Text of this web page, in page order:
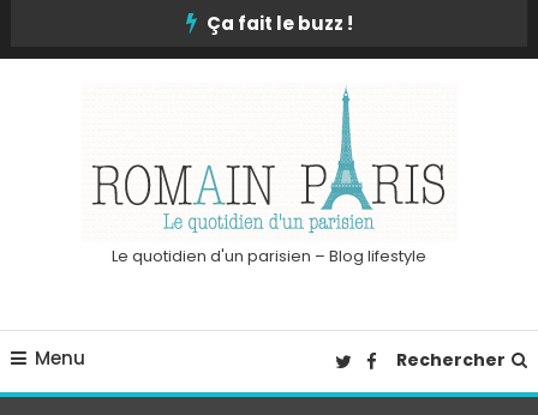
Ça fait le buzz !
Le quotidien d'un parisien – Blog lifestyle
Menu Rechercher